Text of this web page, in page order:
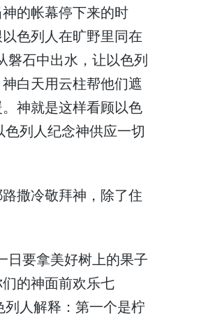
的帐幕停下来的时
色列人在旷野里同在
磐石中出水，让以色列
白天用云柱帮他们遮
神就是这样看顾以色
列人纪念神供应一切
撒冷敬拜神，除了住
日要拿美好树上的果子
的神面前欢乐七
人解释：第一个是柠